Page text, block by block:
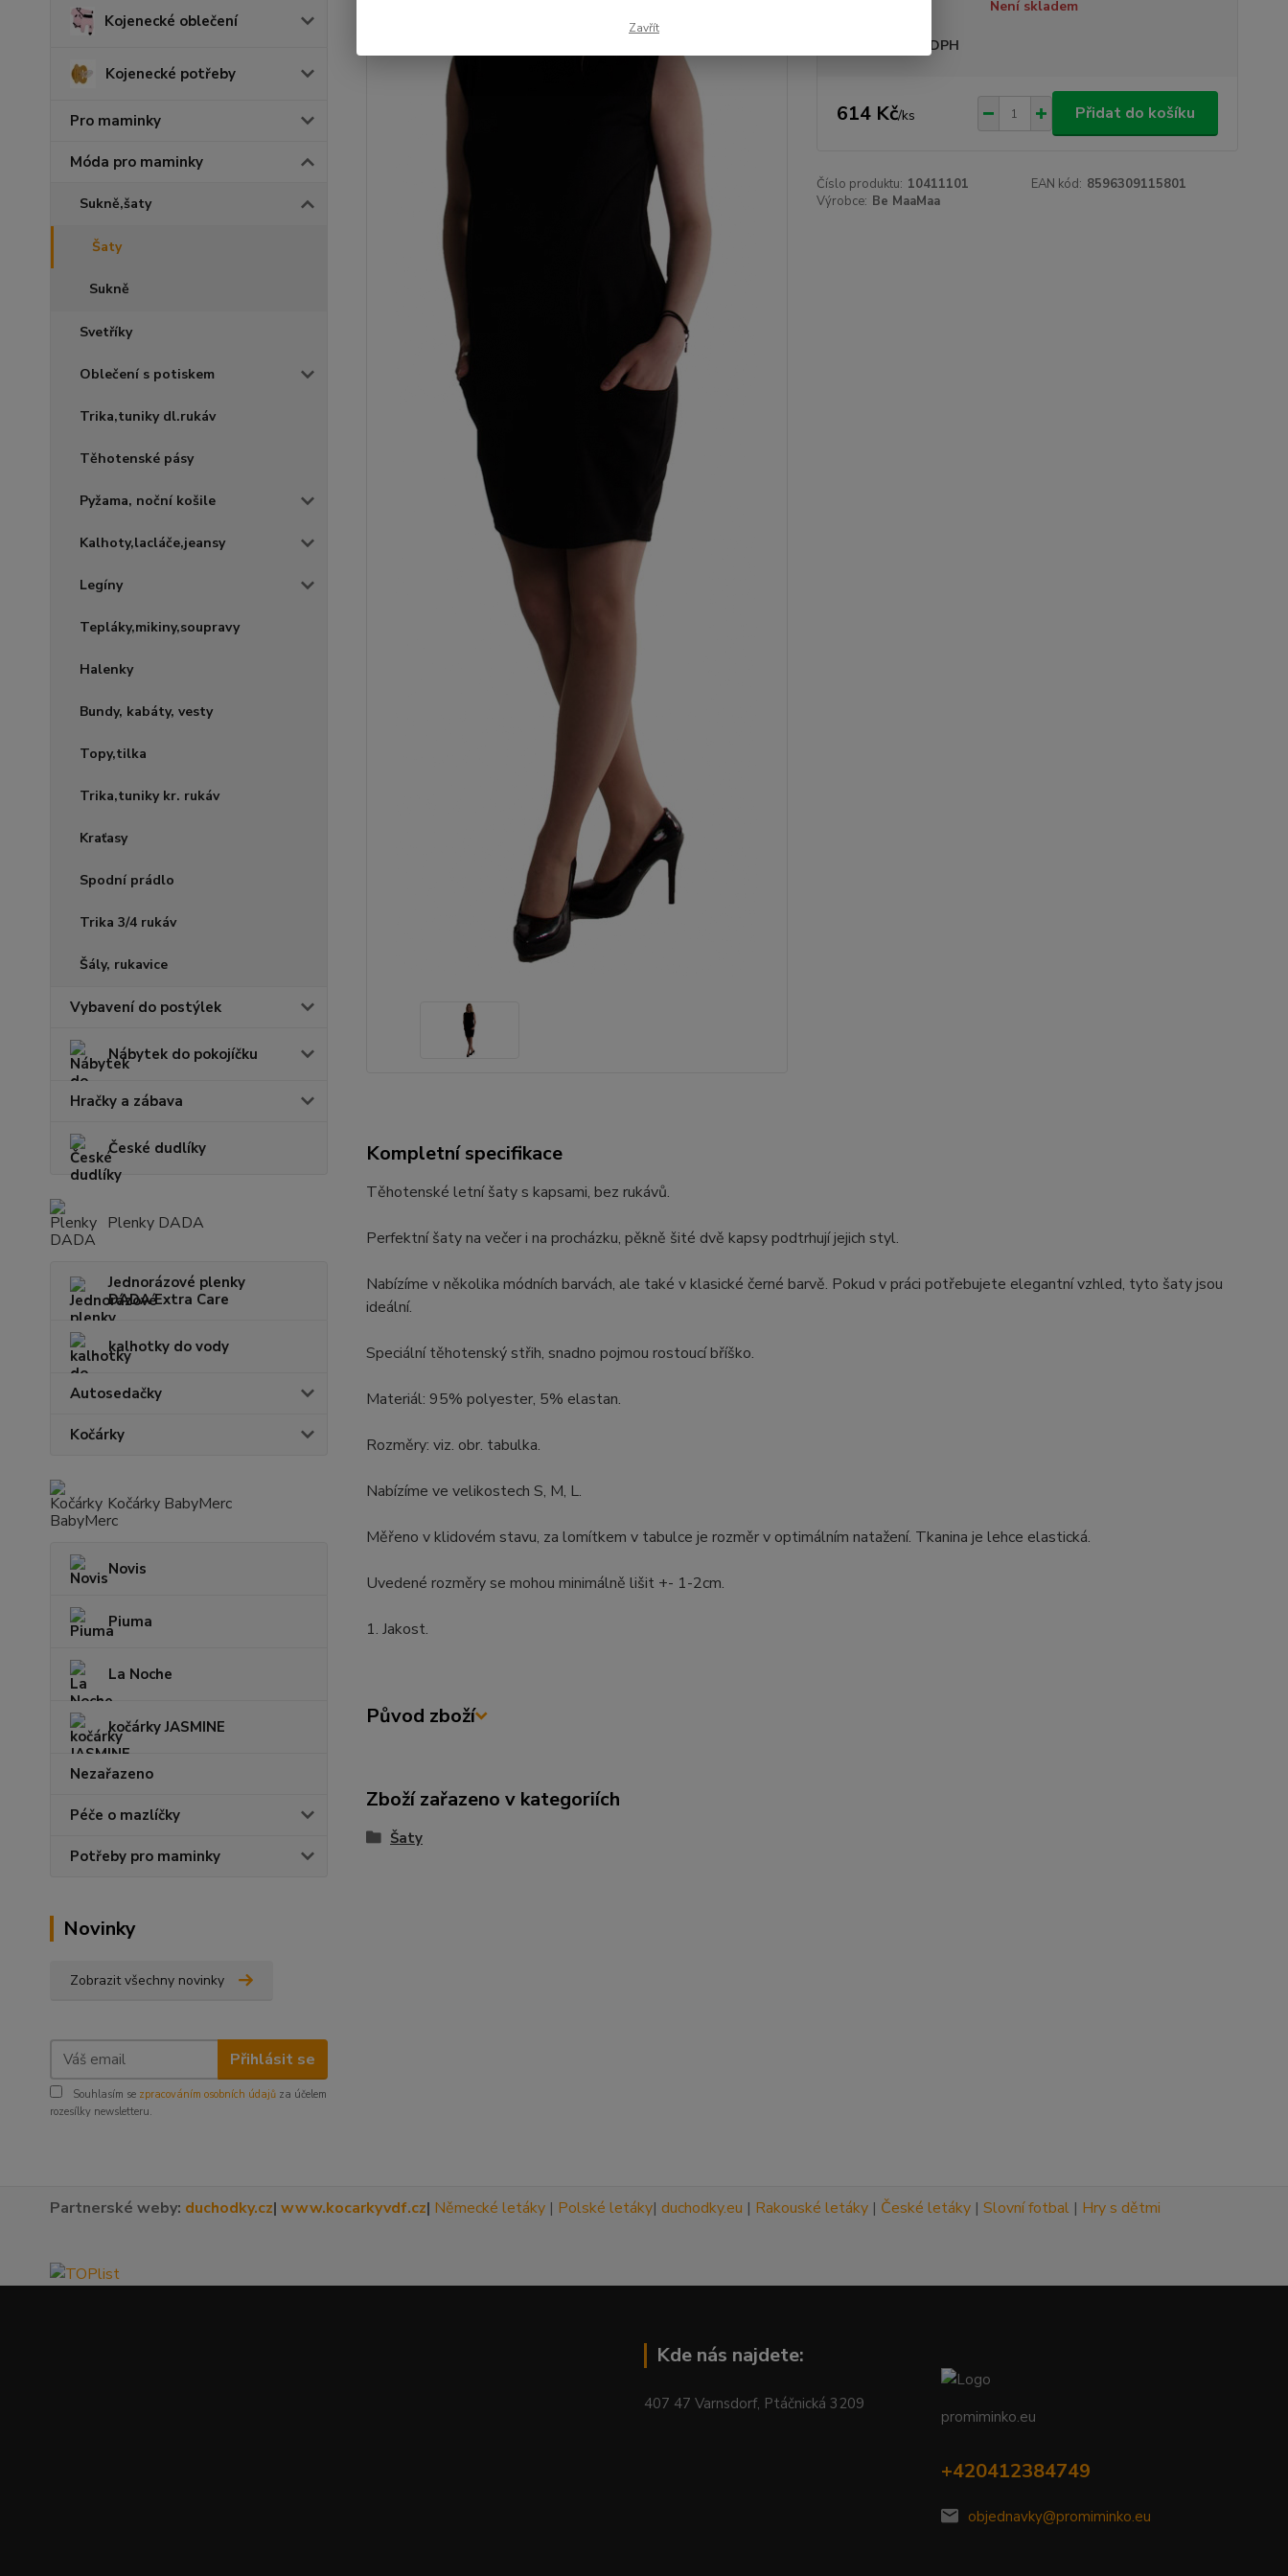
Kojenecké oblečení
Kojenecké potřeby
Pro maminky
Móda pro maminky
Sukně,šaty
Šaty
Sukně
Svetříky
Oblečení s potiskem
Trika,tuniky dl.rukáv
Těhotenské pásy
Pyžama, noční košile
Kalhoty,lacláče,jeansy
Legíny
Tepláky,mikiny,soupravy
Halenky
Bundy, kabáty, vesty
Topy,tilka
Trika,tuniky kr. rukáv
Kraťasy
Spodní prádlo
Trika 3/4 rukáv
Šály, rukavice
Vybavení do postýlek
Nábytek do pokojíčku
Hračky a zábava
České dudlíky
Plenky DADA
Jednorázové plenky
DADA Extra Care
kalhotky do vody
Autosedačky
Kočárky
Kočárky BabyMerc
Novis
Piuma
La Noche
kočárky JASMINE
Nezařazeno
Péče o mazlíčky
Potřeby pro maminky
Novinky
Zobrazit všechny novinky
Přihlásit se
Souhlasím se zpracováním osobních údajů za účelem
rozesílky newsletteru.
Není skladem
Nejsme plátci DPH
614 Kč/ks Přidat do košíku
Číslo produktu: 10411101 EAN kód: 8596309115801
Výrobce: Be MaaMaa
Kompletní specifikace
Těhotenské letní šaty s kapsami, bez rukávů.
Perfektní šaty na večer i na procházku, pěkně šité dvě kapsy podtrhují jejich styl.
Nabízíme v několika módních barvách, ale také v klasické černé barvě. Pokud v práci potřebujete elegantní vzhled, tyto šaty jsou
ideální.
Speciální těhotenský střih, snadno pojmou rostoucí bříško.
Materiál: 95% polyester, 5% elastan.
Rozměry: viz. obr. tabulka.
Nabízíme ve velikostech S, M, L.
Měřeno v klidovém stavu, za lomítkem v tabulce je rozměr v optimálním natažení. Tkanina je lehce elastická.
Uvedené rozměry se mohou minimálně lišit +- 1-2cm.
1. Jakost.
Původ zboží
Zboží zařazeno v kategoriích
Šaty
Partnerské weby: duchodky.cz| www.kocarkyvdf.cz| Německé letáky | Polské letáky| duchodky.eu | Rakouské letáky | České letáky | Slovní fotbal | Hry s dětmi
Kde nás najdete:
407 47 Varnsdorf, Ptáčnická 3209
promiminko.eu
+420412384749
objednavky@promiminko.eu
Zavřít